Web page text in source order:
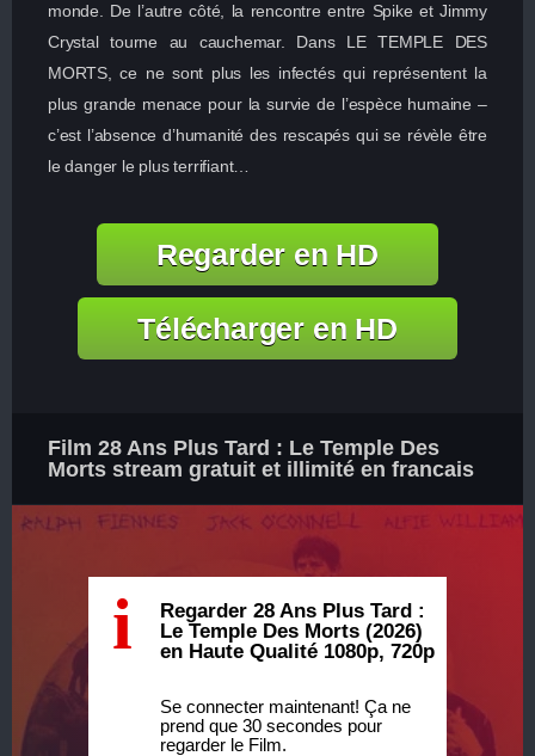
monde. De l’autre côté, la rencontre entre Spike et Jimmy
Crystal tourne au cauchemar. Dans LE TEMPLE DES
MORTS, ce ne sont plus les infectés qui représentent la
plus grande menace pour la survie de l’espèce humaine –
c’est l’absence d’humanité des rescapés qui se révèle être
le danger le plus terrifiant…
Regarder en HD
Télécharger en HD
Film 28 Ans Plus Tard : Le Temple Des
Morts stream gratuit et illimité en francais
i
Regarder 28 Ans Plus Tard :
Le Temple Des Morts (2026)
en Haute Qualité 1080p, 720p
Se connecter maintenant! Ça ne
prend que 30 secondes pour
regarder le Film.